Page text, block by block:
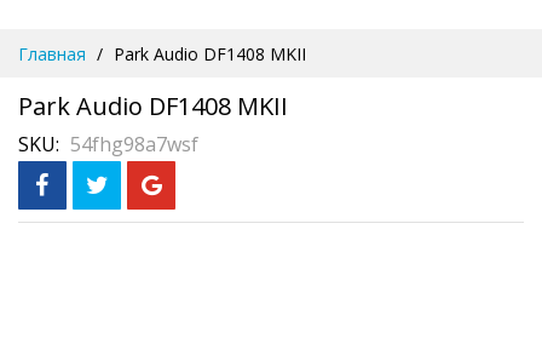
Content
Главная Park Audio DF1408 MKII
Park Audio DF1408 MKII
SKU 54fhg98a7wsf